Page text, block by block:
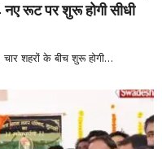
रूट पर शुरू होगी सीधी
शहरों के बीच शुरू होगी…